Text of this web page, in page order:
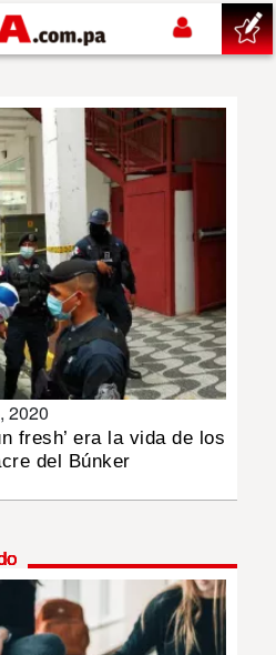
2020
fresh’ era la vida de los
del Búnker